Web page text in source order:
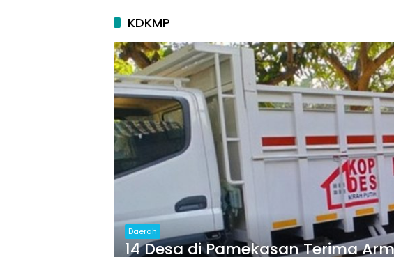
KDKMP
Daerah
14 Desa di Pamekasan Terima